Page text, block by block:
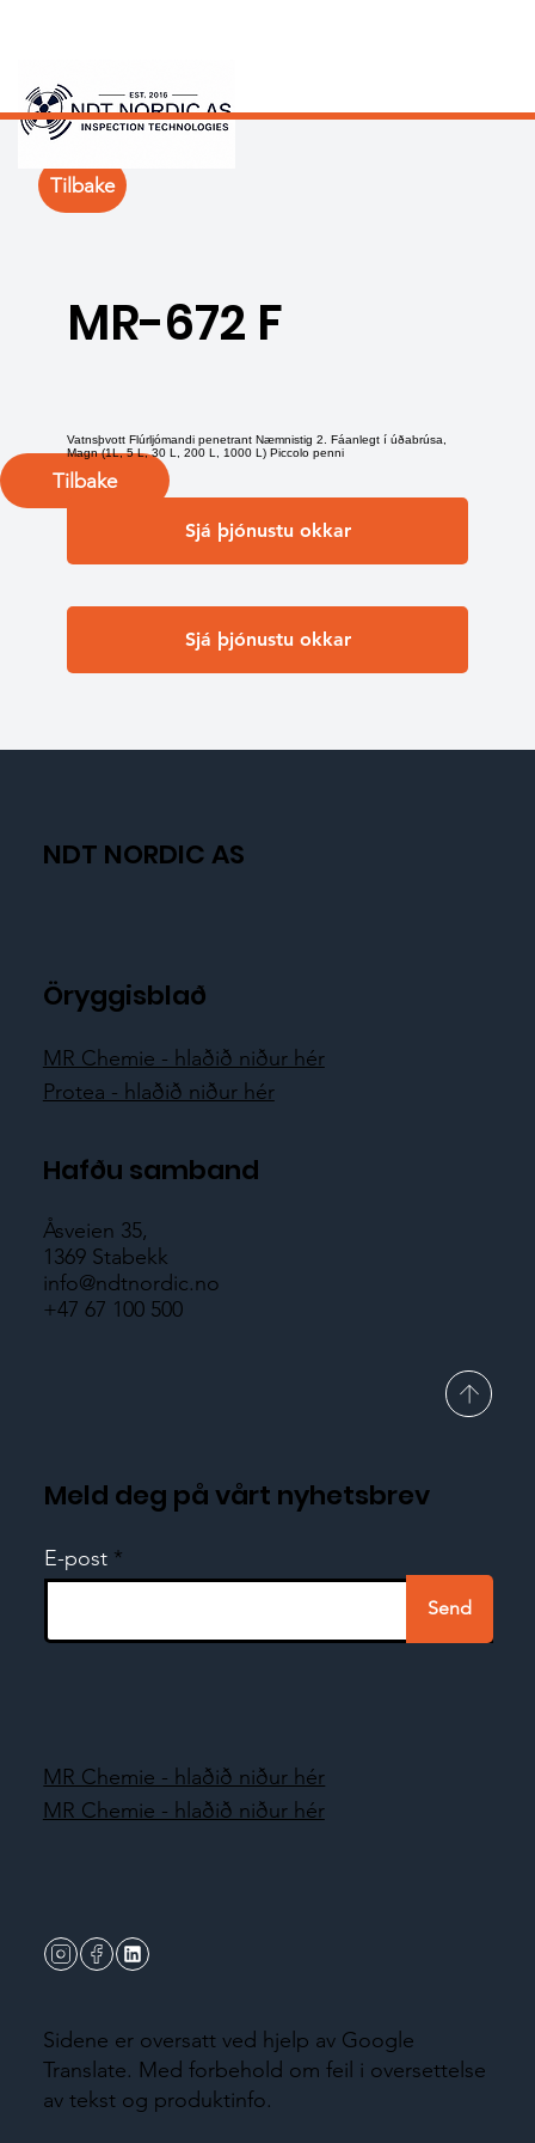
Tilbake
MR-672 F
Vatnsþvott Flúrljómandi penetrant Næmnistig 2. Fáanlegt í úðabrúsa,
Magn (1L, 5 L, 30 L, 200 L, 1000 L) Piccolo penni
Sjá þjónustu okkar
Sjá þjónustu okkar
Tilbake
NDT NORDIC AS
Öryggisblað
MR Chemie - hlaðið niður hér
Protea - hlaðið niður hér
Hafðu samband
Åsveien 35,
1369 Stabekk
info@ndtnordic.no
+47 67 100 500
Meld deg på vårt nyhetsbrev
E-post
Send
Sidene er oversatt ved hjelp av Google
Translate. Med forbehold om feil i oversettelse
av tekst og produktinfo.
MR Chemie - hlaðið niður hér
MR Chemie - hlaðið niður hér